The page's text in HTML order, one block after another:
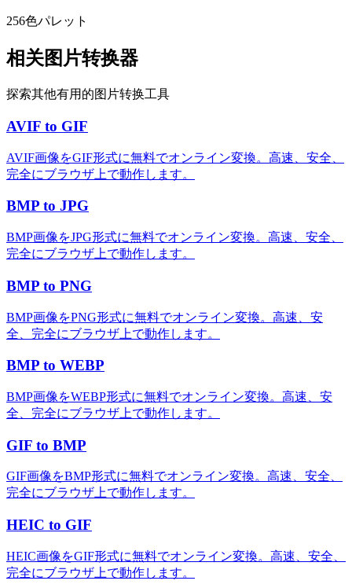
256色パレット
相关图片转换器
探索其他有用的图片转换工具
AVIF to GIF
AVIF画像をGIF形式に無料でオンライン変換。高速、安全、
完全にブラウザ上で動作します。
BMP to JPG
BMP画像をJPG形式に無料でオンライン変換。高速、安全、
完全にブラウザ上で動作します。
BMP to PNG
BMP画像をPNG形式に無料でオンライン変換。高速、安
全、完全にブラウザ上で動作します。
BMP to WEBP
BMP画像をWEBP形式に無料でオンライン変換。高速、安
全、完全にブラウザ上で動作します。
GIF to BMP
GIF画像をBMP形式に無料でオンライン変換。高速、安全、
完全にブラウザ上で動作します。
HEIC to GIF
HEIC画像をGIF形式に無料でオンライン変換。高速、安全、
完全にブラウザ上で動作します。